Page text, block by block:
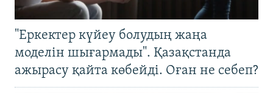
"Еркектер күйеу болудың жаңа
моделін шығармады". Қазақстанда
ажырасу қайта көбейді. Оған не себеп?